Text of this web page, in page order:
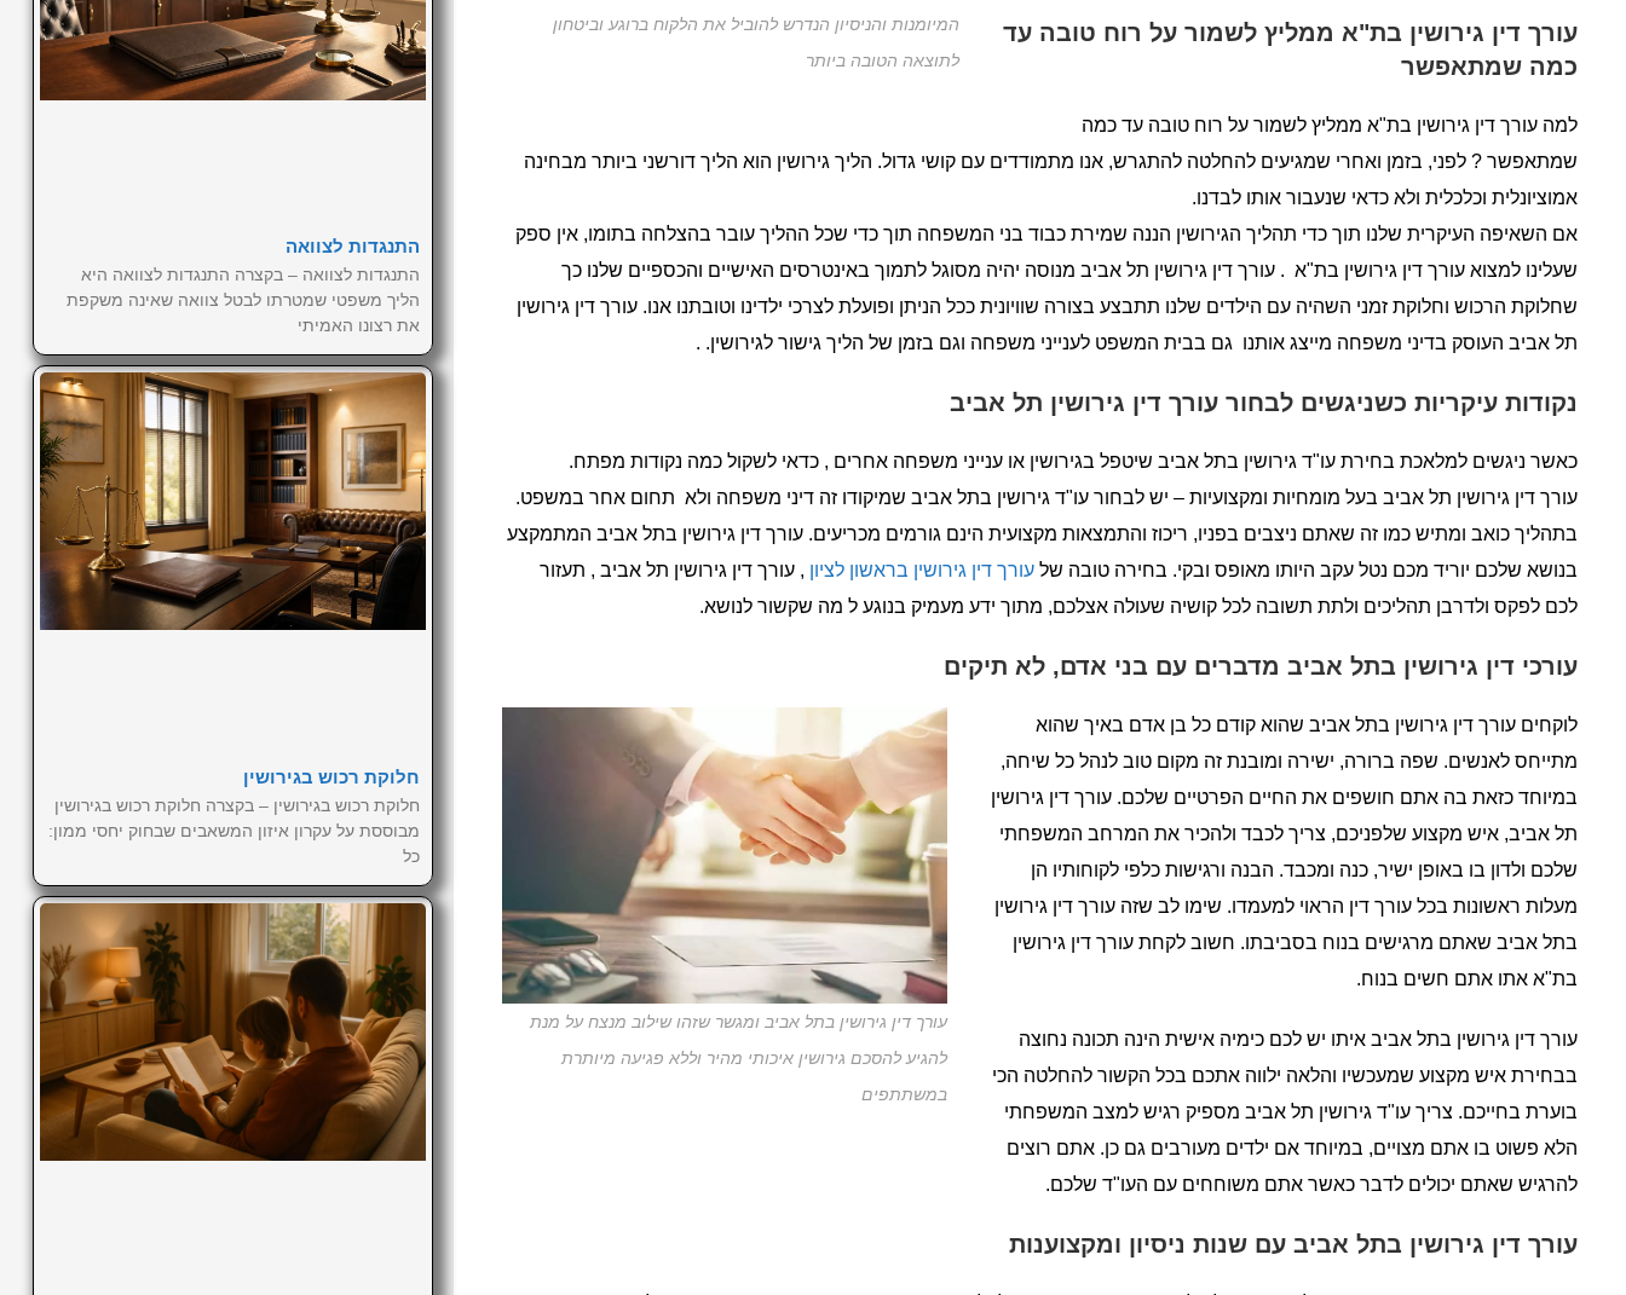
המיומנות והניסיון הנדרש להוביל את הלקוח ברוגע וביטחון
לתוצאה הטובה ביותר
עורך דין גירושין בת"א ממליץ לשמור על רוח טובה עד
כמה שמתאפשר
למה עורך דין גירושין בת"א ממליץ לשמור על רוח טובה עד כמה
שמתאפשר ? לפני, בזמן ואחרי שמגיעים להחלטה להתגרש, אנו מתמודדים עם קושי גדול. הליך גירושין הוא הליך דורשני ביותר מבחינה
אמוציונלית וכלכלית ולא כדאי שנעבור אותו לבדנו.
אם השאיפה העיקרית שלנו תוך כדי תהליך הגירושין הננה שמירת כבוד בני המשפחה תוך כדי שכל ההליך עובר בהצלחה בתומו, אין ספק
שעלינו למצוא עורך דין גירושין בת"א . עורך דין גירושין תל אביב מנוסה יהיה מסוגל לתמוך באינטרסים האישיים והכספיים שלנו כך
שחלוקת הרכוש וחלוקת זמני השהיה עם הילדים שלנו תתבצע בצורה שוויונית ככל הניתן ופועלת לצרכי ילדינו וטובתנו אנו. עורך דין גירושין
תל אביב העוסק בדיני משפחה מייצג אותנו גם בבית המשפט לענייני משפחה וגם בזמן של הליך גישור לגירושין. .
נקודות עיקריות כשניגשים לבחור עורך דין גירושין תל אביב
כאשר ניגשים למלאכת בחירת עו"ד גירושין בתל אביב שיטפל בגירושין או ענייני משפחה אחרים , כדאי לשקול כמה נקודות מפתח.
עורך דין גירושין תל אביב בעל מומחיות ומקצועיות – יש לבחור עו"ד גירושין בתל אביב שמיקודו זה דיני משפחה ולא תחום אחר במשפט.
בתהליך כואב ומתיש כמו זה שאתם ניצבים בפניו, ריכוז והתמצאות מקצועית הינם גורמים מכריעים. עורך דין גירושין בתל אביב המתמקצע
בנושא שלכם יוריד מכם נטל עקב היותו מאופס ובקי. בחירה טובה של עורך דין גירושין בראשון לציון , עורך דין גירושין תל אביב , תעזור
לכם לפקס ולדרבן תהליכים ולתת תשובה לכל קושיה שעולה אצלכם, מתוך ידע מעמיק בנוגע ל מה שקשור לנושא.
עורכי דין גירושין בתל אביב מדברים עם בני אדם, לא תיקים
עורך דין גירושין בתל אביב ומגשר שזהו שילוב מנצח על מנת
להגיע להסכם גירושין איכותי מהיר וללא פגיעה מיותרת
במשתתפים
לוקחים עורך דין גירושין בתל אביב שהוא קודם כל בן אדם באיך שהוא
מתייחס לאנשים. שפה ברורה, ישירה ומובנת זה מקום טוב לנהל כל שיחה,
במיוחד כזאת בה אתם חושפים את החיים הפרטיים שלכם. עורך דין גירושין
תל אביב, איש מקצוע שלפניכם, צריך לכבד ולהכיר את המרחב המשפחתי
שלכם ולדון בו באופן ישיר, כנה ומכבד. הבנה ורגישות כלפי לקוחותיו הן
מעלות ראשונות בכל עורך דין הראוי למעמדו. שימו לב שזה עורך דין גירושין
בתל אביב שאתם מרגישים בנוח בסביבתו. חשוב לקחת עורך דין גירושין
בת"א אתו אתם חשים בנוח.
עורך דין גירושין בתל אביב איתו יש לכם כימיה אישית הינה תכונה נחוצה
בבחירת איש מקצוע שמעכשיו והלאה ילווה אתכם בכל הקשור להחלטה הכי
בוערת בחייכם. צריך עו"ד גירושין תל אביב מספיק רגיש למצב המשפחתי
הלא פשוט בו אתם מצויים, במיוחד אם ילדים מעורבים גם כן. אתם רוצים
להרגיש שאתם יכולים לדבר כאשר אתם משוחחים עם העו"ד שלכם.
עורך דין גירושין בתל אביב עם שנות ניסיון ומקצוענות
התנגדות לצוואה
התנגדות לצוואה – בקצרה התנגדות לצוואה היא
הליך משפטי שמטרתו לבטל צוואה שאינה משקפת
את רצונו האמיתי
חלוקת רכוש בגירושין
חלוקת רכוש בגירושין – בקצרה חלוקת רכוש בגירושין
מבוססת על עקרון איזון המשאבים שבחוק יחסי ממון:
כל